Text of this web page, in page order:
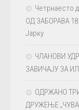
Четрнаесто
ОД ЗАБОРАВА
Јарку
ЧЛАНОВИ
ЗАВИЧАЈУ ЗА
ОДРЖАНО
ДРУЖЕЊЕ